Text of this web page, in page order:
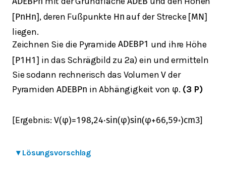
[ Pn H n] , deren Fußpunkte H n auf der Strecke [M N ]
liegen.
Zeichnen Sie die PyramideADEB P1 und ihre Höhe
[ P1 H 1 ] in das Schrägbild zu 2a) ein und ermitteln
Sie sodann rechnerisch das VolumenV der
PyramidenADEB Pn in Abhängigkeit von φ. (3 P)
[Ergebnis: V(φ)=198,24⋅sin(φ)sin(φ+66,59∘)cm3]
▾ Lösungsvorschlag